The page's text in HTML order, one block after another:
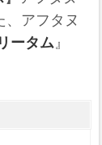
、アフタヌ
ータム』